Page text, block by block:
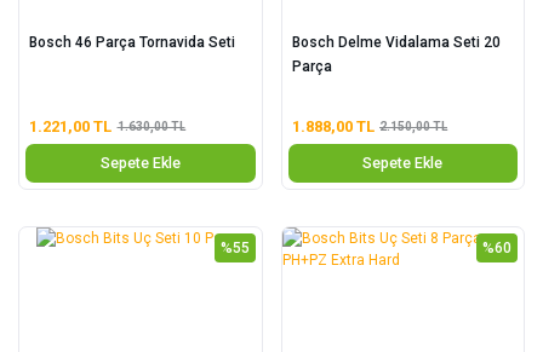
Bosch 46 Parça Tornavida Seti
1.221,00 TL 1.630,00 TL
Sepete Ekle
Bosch Delme Vidalama Seti 20
Parça
1.888,00 TL 2.150,00 TL
Sepete Ekle
%55 %60